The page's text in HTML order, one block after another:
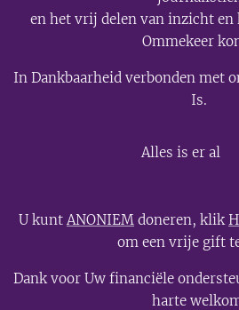
en het vrij delen van inzicht en
Ommekeer
In Dankbaarheid verbonden met
Is.
Alles is er al
U kuntANONIEM doneren, klik
om een vrije gift
Dank voor Uw financiële
harte